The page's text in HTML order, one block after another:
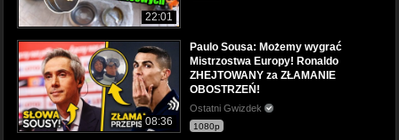
22:01
08:36
Paulo Sousa: Możemy wygrać
Mistrzostwa Europy! Ronaldo
ZHEJTOWANY za ZŁAMANIE
OBOSTRZEŃ!
Ostatni Gwizdek
1080p